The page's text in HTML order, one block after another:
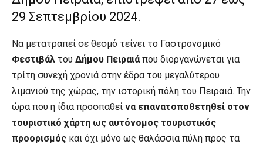
29 Σεπτεμβρίου 2024.
Να μετατραπεί σε θεσμό τείνει το Γαστρονομικό
Φεστιβάλ του Δήμου Πειραιάπου διοργανώνεται για
τρίτη συνεχή χρονιά στην έδρα του μεγαλύτερου
λιμανιού της χώρας, την ιστορική πόλη του Πειραιά. Την
ώρα που η ίδια προσπαθεί να επανατοποθετηθεί στον
τουριστικό χάρτη ως αυτόνομος τουριστικός
προορισμός και όχι μόνο ως θαλάσσια πύλη προς τα